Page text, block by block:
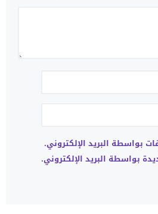
بواسطة البريد الإلكتروني.
بواسطة البريد الإلكتروني.